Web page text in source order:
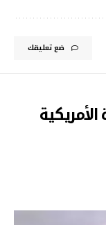
ضع تعليقك